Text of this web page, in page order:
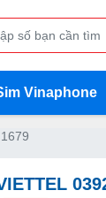
Vinaphone